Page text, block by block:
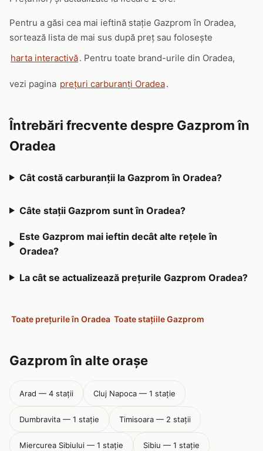
Pentru a găsi cea mai ieftină stație Gazprom în Oradea,
sortează lista de mai sus după preț sau folosește
harta interactivă. Pentru toate brand-urile din Oradea,
vezi pagina prețuri carburanți Oradea.
Întrebări frecvente despre Gazprom în
Oradea
Cât costă carburanții la Gazprom în Oradea?
Câte stații Gazprom sunt în Oradea?
Este Gazprom mai ieftin decât alte rețele în
Oradea?
La cât se actualizează prețurile Gazprom Oradea?
Toate prețurile în Oradea Toate stațiile Gazprom
Gazprom în alte orașe
Arad — 4 stații Cluj Napoca — 1 stație
Dumbravita — 1 stație Timisoara — 2 stații
Miercurea Sibiului — 1 stație Sibiu — 1 stație